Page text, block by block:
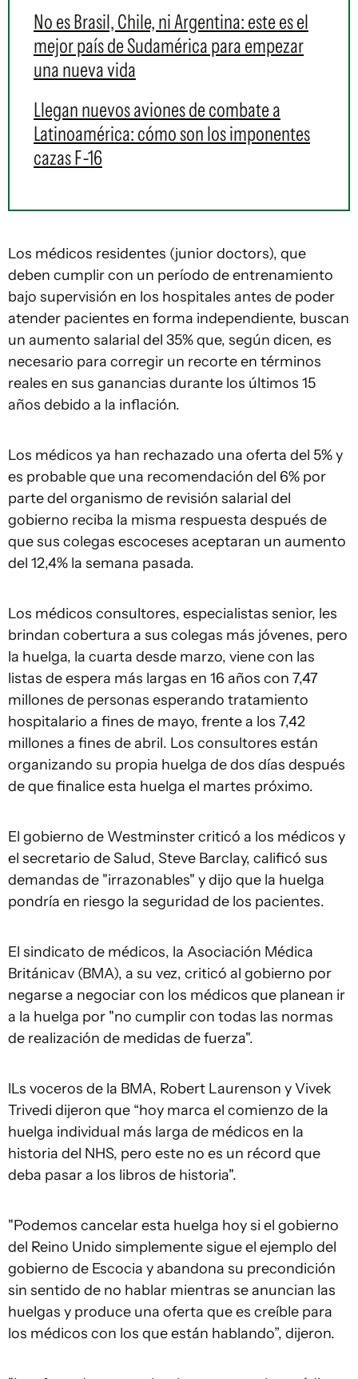
No es Brasil, Chile, ni Argentina: este es el
mejor país de Sudamérica para empezar
una nueva vida
Llegan nuevos aviones de combate a
Latinoamérica: cómo son los imponentes
cazas F-16
Los médicos residentes (junior doctors), que
deben cumplir con un período de entrenamiento
bajo supervisión en los hospitales antes de poder
atender pacientes en forma independiente, buscan
un aumento salarial del 35% que, según dicen, es
necesario para corregir un recorte en términos
reales en sus ganancias durante los últimos 15
años debido a la inflación.
Los médicos ya han rechazado una oferta del 5% y
es probable que una recomendación del 6% por
parte del organismo de revisión salarial del
gobierno reciba la misma respuesta después de
que sus colegas escoceses aceptaran un aumento
del 12,4% la semana pasada.
Los médicos consultores, especialistas senior, les
brindan cobertura a sus colegas más jóvenes, pero
la huelga, la cuarta desde marzo, viene con las
listas de espera más largas en 16 años con 7,47
millones de personas esperando tratamiento
hospitalario a fines de mayo, frente a los 7,42
millones a fines de abril. Los consultores están
organizando su propia huelga de dos días después
de que finalice esta huelga el martes próximo.
El gobierno de Westminster criticó a los médicos y
el secretario de Salud, Steve Barclay, calificó sus
demandas de "irrazonables" y dijo que la huelga
pondría en riesgo la seguridad de los pacientes.
El sindicato de médicos, la Asociación Médica
Británicav (BMA), a su vez, criticó al gobierno por
negarse a negociar con los médicos que planean ir
a la huelga por "no cumplir con todas las normas
de realización de medidas de fuerza".
lLs voceros de la BMA, Robert Laurenson y Vivek
Trivedi dijeron que “hoy marca el comienzo de la
huelga individual más larga de médicos en la
historia del NHS, pero este no es un récord que
deba pasar a los libros de historia".
"Podemos cancelar esta huelga hoy si el gobierno
del Reino Unido simplemente sigue el ejemplo del
gobierno de Escocia y abandona su precondición
sin sentido de no hablar mientras se anuncian las
huelgas y produce una oferta que es creíble para
los médicos con los que están hablando”, dijeron.